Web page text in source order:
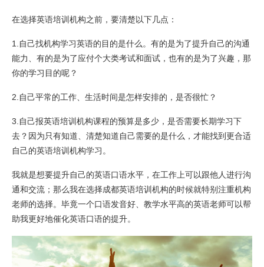
在选择英语培训机构之前，要清楚以下几点：
1.自己找机构学习英语的目的是什么。有的是为了提升自己的沟通
能力、有的是为了应付个大类考试和面试，也有的是为了兴趣，那
你的学习目的呢？
2.自己平常的工作、生活时间是怎样安排的，是否很忙？
3.自己报英语培训机构课程的预算是多少，是否需要长期学习下
去？因为只有知道、清楚知道自己需要的是什么，才能找到更合适
自己的英语培训机构学习。
我就是想要提升自己的英语口语水平，在工作上可以跟他人进行沟
通和交流；那么我在选择成都英语培训机构的时候就特别注重机构
老师的选择。毕竟一个口语发音好、教学水平高的英语老师可以帮
助我更好地催化英语口语的提升。